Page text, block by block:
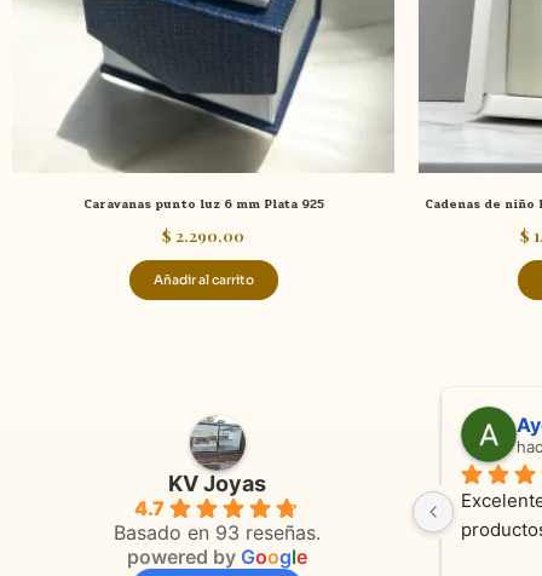
Caravanas punto luz 6 mm Plata 925
$ 2.290,00
Añadir al carrito
Cadenas de
$
KV Joyas
4.7
Basado en 93 reseñas.
powered by Google
Adriana Ghisoli
hace 3 meses
Muy buena atención, con amabilidad y
orientaciones convenientes
en todo